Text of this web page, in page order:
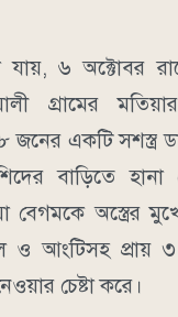
যায়, ৬ অক্টোবর
গ্রামের
জনের একটি সশস্ত্র
বাড়িতে
বেগমকে অস্ত্রের
ও আংটিসহ প্রায় ৩
চেষ্টা করে।